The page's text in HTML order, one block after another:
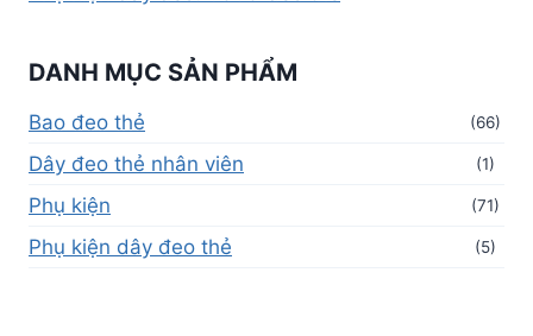
DANH MỤC SẢN PHẨM
Bao đeo thẻ (66)
Dây đeo thẻ nhân viên (1)
Phụ kiện (71)
Phụ kiện dây đeo thẻ (5)